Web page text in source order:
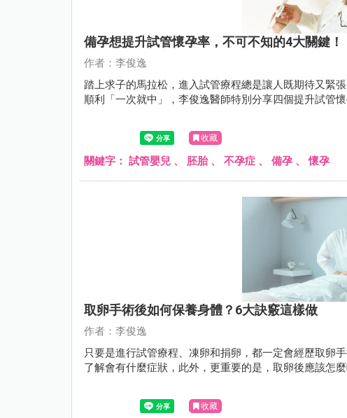
備孕想提升試管懷孕率，不可不知的4大關鍵！
作者：李俊逸
踏上求子的馬拉松，進入試管療程總是讓人既期待又緊
順利「一次就中」，李俊逸醫師特別分享四個提升試管
收藏
關鍵字： 試管嬰兒 、 胚胎、 不孕症 、 備孕 、懷孕
取卵手術後如何保養身體？6大訣竅這樣做
作者：李俊逸
只要是進行試管療程、凍卵和捐卵，都一定會經歷取卵
了解會有什麼症狀，此外，更重要的是，取卵後應該怎
收藏